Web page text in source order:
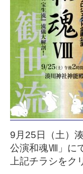
9月25日（土）
公演和魂Ⅷ」に
上記チラシをク